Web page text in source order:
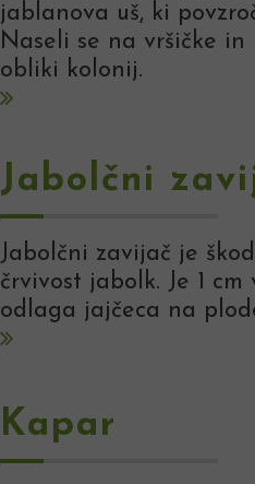
jablanova uš, ki
Naseli se na vršičke
obliki kolonij.
Jabolčni
Jabolčni zavijač je
črvivost jabolk. Je 1
odlaga jajčeca na
Kapar